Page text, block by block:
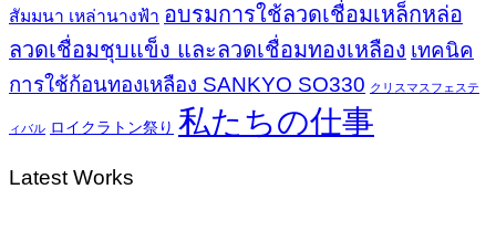
สัมมนา เหล่านางฟ้า อบรมการใช้ลวดเชื่อมเหล็กหล่อ
ลวดเชื่อมชุบแข็ง และลวดเชื่อมทองเหลือง เทคนิค
การใช้ก้อนทองเหลือง SANKYO SO330 クリスマスフェステ
ィバル ロイクラトン祭り 私たちの仕事
Latest Works